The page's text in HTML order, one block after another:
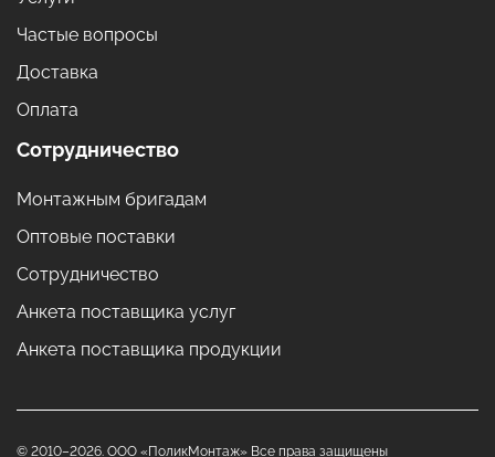
Частые вопросы
Доставка
Оплата
Сотрудничество
Монтажным бригадам
Оптовые поставки
Сотрудничество
Анкета поставщика услуг
Анкета поставщика продукции
© 2010–2026. ООО «ПоликМонтаж» Все права защищены